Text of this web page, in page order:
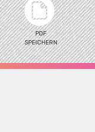
PDF
SPEICHERN